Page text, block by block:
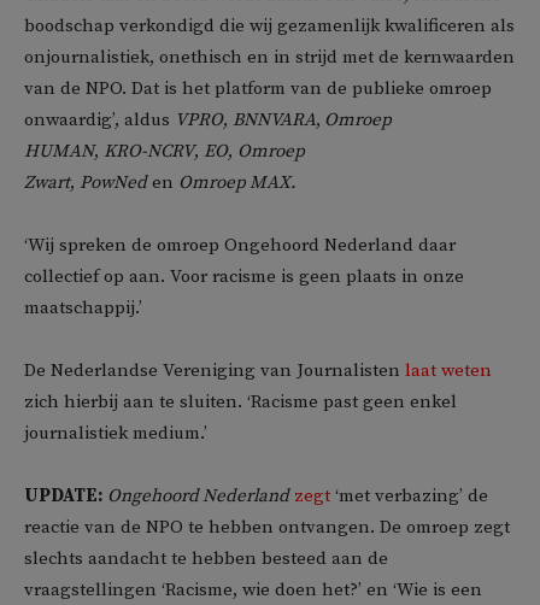
boodschap verkondigd die wij gezamenlijk kwalificeren als
onjournalistiek, onethisch en in strijd met de kernwaarden
van de NPO. Dat is het platform van de publieke omroep
onwaardig’, aldus VPRO, BNNVARA, Omroep
HUMAN, KRO-NCRV, EO, Omroep
Zwart, PowNeden Omroep MAX.
‘Wij spreken de omroep Ongehoord Nederland daar
collectief op aan. Voor racisme is geen plaats in onze
maatschappij.’
De Nederlandse Vereniging van Journalisten laat weten
zich hierbij aan te sluiten. ‘Racisme past geen enkel
journalistiek medium.’
UPDATE: Ongehoord Nederland zegt ‘met verbazing’ de
reactie van de NPO te hebben ontvangen. De omroep zegt
slechts aandacht te hebben besteed aan de
vraagstellingen ‘Racisme, wie doen het?’ en ‘Wie is een